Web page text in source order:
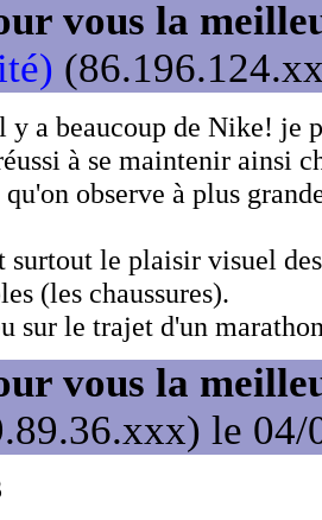
vous la
a beaucoup de Nike! je
à se maintenir ainsi
observe à plus
le plaisir visuel
(les chaussures).
sur le trajet d'un
vous la
le 04/